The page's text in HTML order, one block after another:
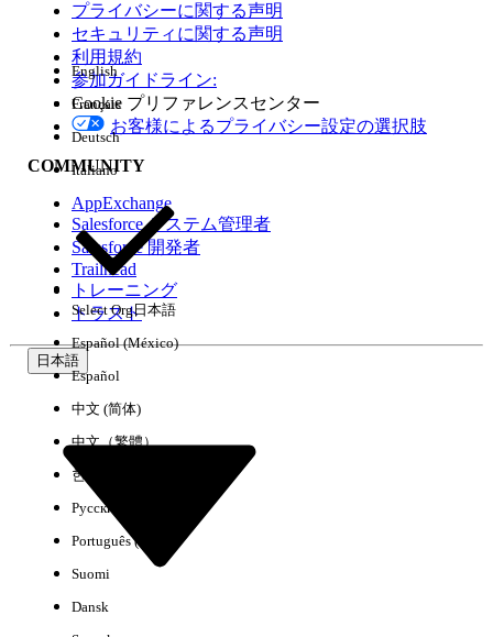
エディション
環境
プライバシーに関する声明
セキュリティに関する声明
利用規約
参加ガイドライン:
Cookie プリファレンスセンター
お客様によるプライバシー設定の選択肢
COMMUNITY
AppExchange
Salesforce システム管理者
Salesforce 開発者
Trailhead
トレーニング
トラスト
日本語
English
Français
Deutsch
Italiano
Select Org日本語
Español (México)
Español
中文 (简体)
中文（繁體）
한국어
Русский
Português (Brasil)
Suomi
Dansk